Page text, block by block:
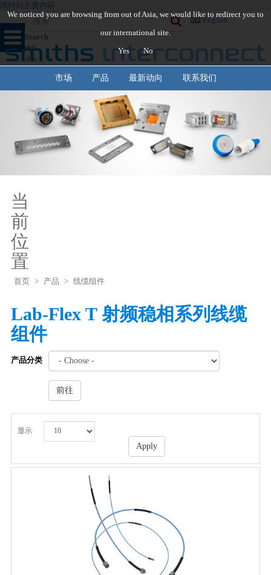
We noticed you are browsing from out of Asia, we would like to redirect you to
our international site.
Yes
No
跳转到主要内容
Search
this
site
English
市场 产品 最新动向 联系我们
当
前
位
置
首页 > 产品 > 线缆组件
Lab-Flex T 射频稳相系列线缆
组件
产品分类
前往
显示
Apply